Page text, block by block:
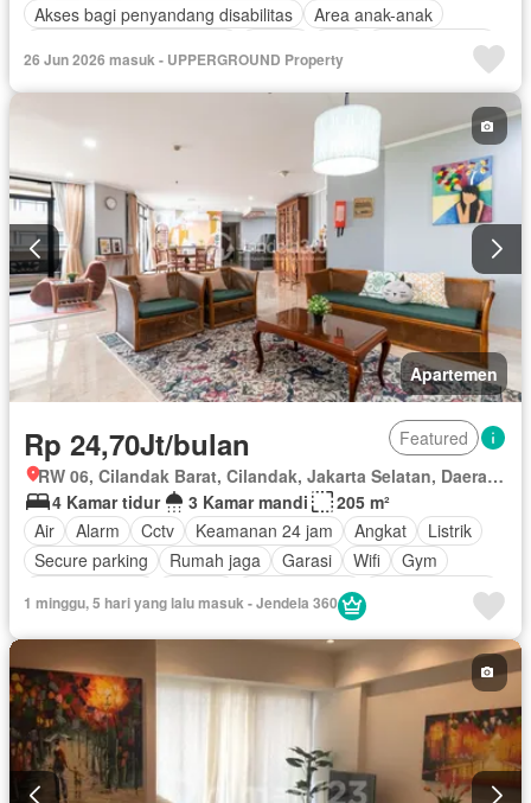
Akses bagi penyandang disabilitas
Area anak-anak
Dapur lengkap
Dapur terpadu
Deck Gym
Internet
Lemari pakaian bawaan
Secure parking
Sauna
Halaman
Wifi
Berperabot lengkap
26 Jun 2026 masuk - UPPERGROUND Property
Apartemen
Rp 24,70Jt/bulan
Featured
RW 06, Cilandak Barat, Cilandak, Jakarta Selatan, Daerah Khusus Ibukota Jakarta
4 Kamar tidur
3 Kamar mandi
205 m²
Air
Alarm Cctv Keamanan 24 jam Angkat
Listrik
Secure parking
Rumah jaga Garasi Wifi
Gym
Kolam renang
Lapangan tenis
Area anak-anak Berperabot lengkap
1 minggu, 5 hari yang lalu masuk - Jendela 360